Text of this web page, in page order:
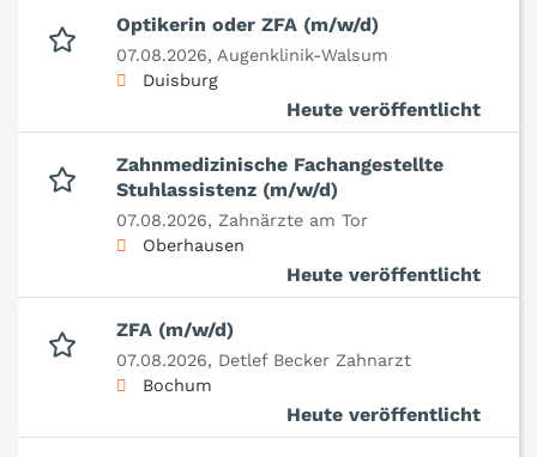
Optikerin oder ZFA (m/w/d)
07.08.2026, Augenklinik-Walsum
Duisburg
Heute veröffentlicht
Zahnmedizinische Fachangestellte
Stuhlassistenz (m/w/d)
07.08.2026, Zahnärzte am Tor
Oberhausen
Heute veröffentlicht
ZFA (m/w/d)
07.08.2026, Detlef Becker Zahnarzt
Bochum
Heute veröffentlicht